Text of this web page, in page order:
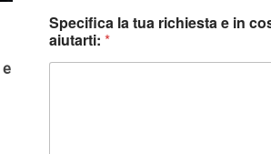
e
Specifica la tua richiesta e in
aiutarti:*